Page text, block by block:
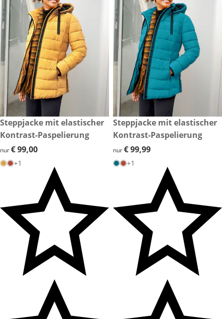
€ 99,00
Steppjacke mit elastischer
Kontrast-Paspelierung
€ 99,00
nur€ 99,00
+1
€ 99,99
Steppjacke mit elastischer
Kontrast-Paspelierung
€ 99,99
nur€ 99,99
+1